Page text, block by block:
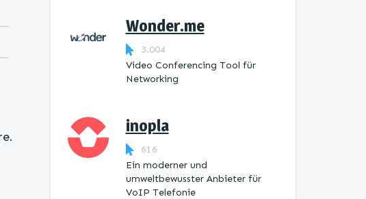
Wonder.me
3.004
Video Conferencing Tool für
Networking
inopla
616
Ein moderner und
umweltbewusster Anbieter für
VoIP Telefonie